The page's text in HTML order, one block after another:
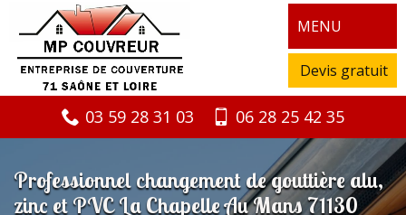
MENU
Devis gratuit
03 59 28 31 03 06 28 25 42 35
Professionnel changement de gouttière alu,
zinc et PVC La Chapelle Au Mans 71130